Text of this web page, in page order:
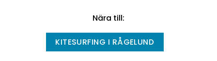
Nära till:
KITESURFING I RÅGELUND